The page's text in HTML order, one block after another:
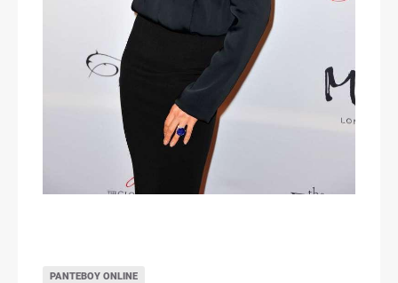
ΡΑΝΤΕΒΟΎ ONLINE